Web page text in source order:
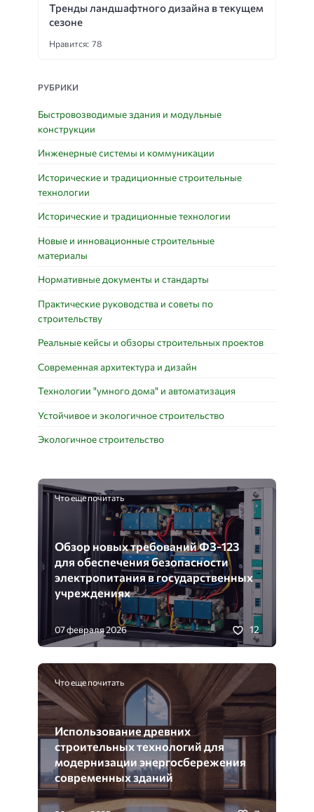
Тренды ландшафтного дизайна в текущем
сезоне
Нравится: 78
РУБРИКИ
Быстровозводимые здания и модульные
конструкции
Инженерные системы и коммуникации
Исторические и традиционные строительные
технологии
Исторические и традиционные технологии
Новые и инновационные строительные
материалы
Нормативные документы и стандарты
Практические руководства и советы по
строительству
Реальные кейсы и обзоры строительных проектов
Современная архитектура и дизайн
Технологии "умного дома" и автоматизация
Устойчивое и экологичное строительство
Экологичное строительство
Что еще почитать
Обзор новых требований ФЗ-123
для обеспечения безопасности
электропитания в государственных
учреждениях
07 февраля 2026 12
Что еще почитать
Использование древних
строительных технологий для
модернизации энергосбережения
современных зданий